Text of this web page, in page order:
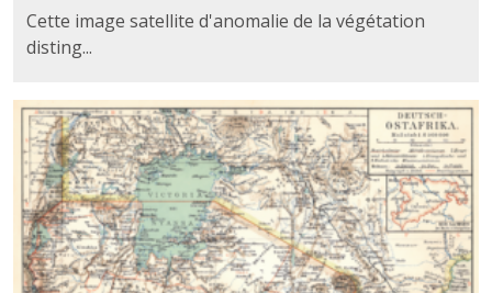
Cette image satellite d'anomalie de la végétation
disting...